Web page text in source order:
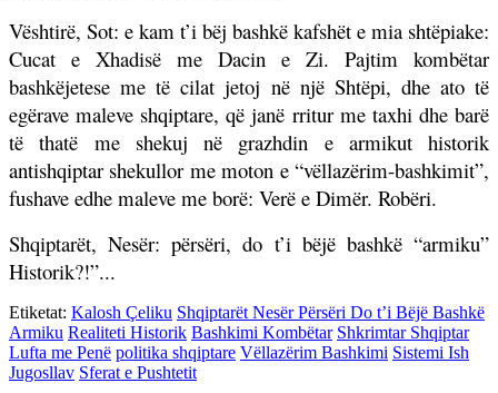
Vështirë, Sot: e kam t’i bëj bashkë kafshët e mia shtëpiake:
Cucat e Xhadisë me Dacin e Zi. Pajtim kombëtar
bashkëjetese me të cilat jetoj në një Shtëpi, dhe ato të
egërave maleve shqiptare, që janë rritur me taxhi dhe barë
të thatë me shekuj në grazhdin e armikut historik
antishqiptar shekullor me moton e “vëllazërim-bashkimit”,
fushave edhe maleve me borë: Verë e Dimër. Robëri.
Shqiptarët, Nesër: përsëri, do t’i bëjë bashkë “armiku”
Historik?!”...
Etiketat: Kalosh Çeliku Shqiptarët Nesër Përsëri Do t’i Bëjë Bashkë
Armiku Realiteti Historik Bashkimi Kombëtar Shkrimtar Shqiptar
Lufta me Penë politika shqiptare Vëllazërim Bashkimi Sistemi Ish
Jugosllav Sferat e Pushtetit